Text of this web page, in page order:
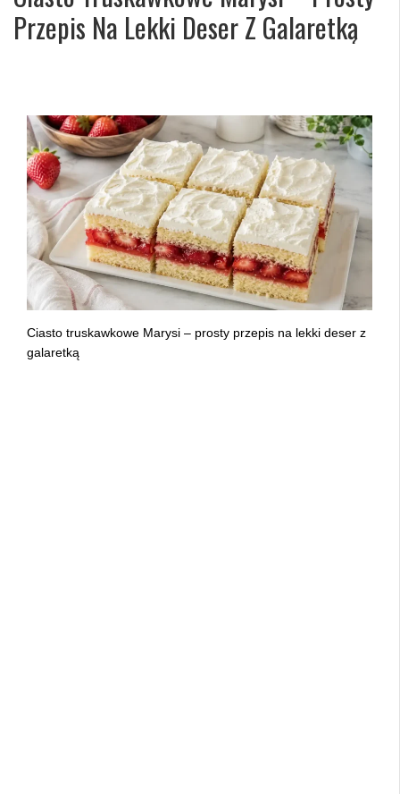
Przepis Na Lekki Deser Z Galaretką
Ciasto truskawkowe Marysi – prosty przepis na lekki deser z
galaretką